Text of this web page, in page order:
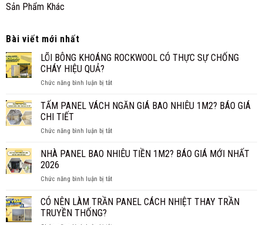
Sản Phẩm Khác
Bài viết mới nhất
LÕI BÔNG KHOÁNG ROCKWOOL CÓ THỰC SỰ CHỐNG
CHÁY HIỆU QUẢ?
Chức năng bình luận bị tắtở
BÔNG
CÓ
SỰ
HIỆU
TẤM PANEL VÁCH NGĂN GIÁ BAO NHIÊU 1M2? BÁO GIÁ
CHI TIẾT
Chức năng bình luận bị tắtở
PANEL
GIÁ
NHIÊU
NHÀ PANEL BAO NHIÊU TIỀN 1M2? BÁO GIÁ MỚI NHẤT
2026
Chức năng bình luận bị tắtở
PANEL
CÓ NÊN LÀM TRẦN PANEL CÁCH NHIỆT THAY TRẦN
TRUYỀN THỐNG?